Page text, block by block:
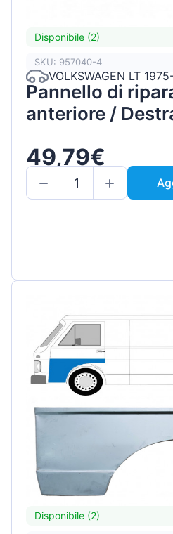
Disponibile (2)
SKU: 957040-4
VOLKSWAGEN LT
Pannello di
anteriore /
49,79€
Disponibile (2)